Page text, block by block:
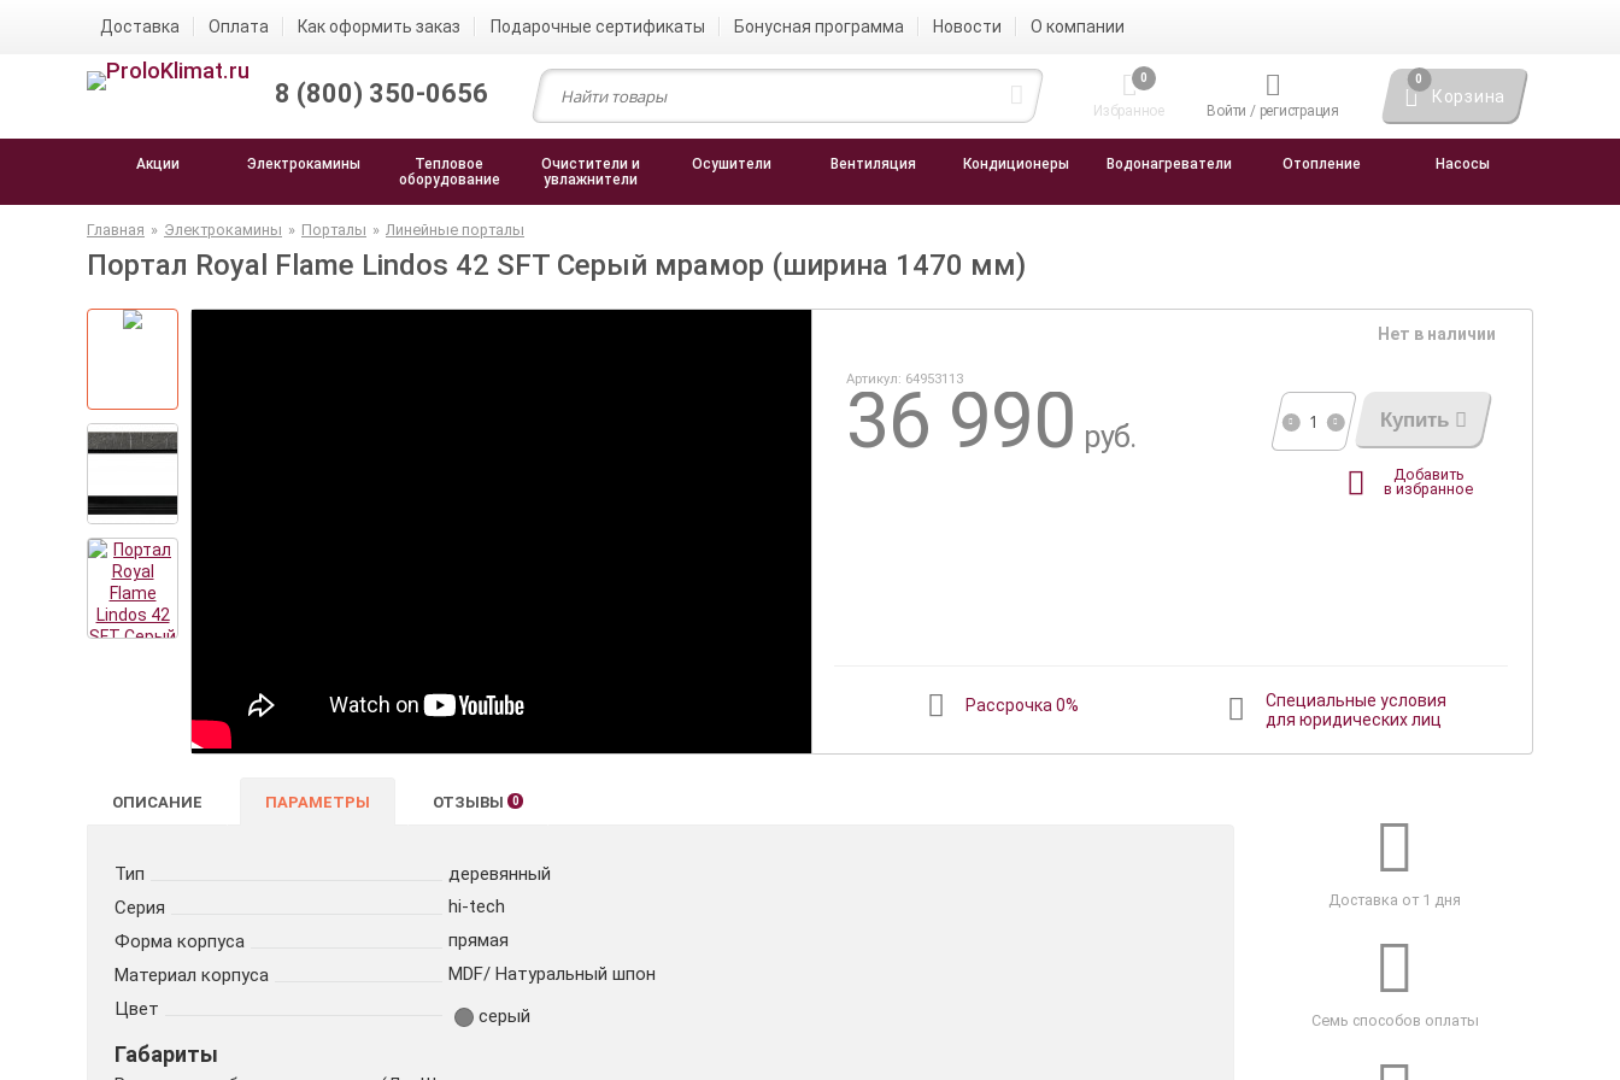
Доставка Оплата Как оформить заказ Подарочные сертификаты Бонусная программа Новости О компании
8 (800) 350-0656
0
Избранное Войти / регистрация
0
Корзина
Акции Электрокамины
Тепловое
оборудование
Очистители и
увлажнители
Осушители Вентиляция Кондиционеры Водонагреватели Отопление Насосы
Главная » Электрокамины » Порталы » Линейные порталы
Портал Royal Flame Lindos 42 SFT Серый мрамор (ширина 1470 мм)
Нет в наличии
Артикул: 64953113
36 990руб. Купить
Добавить
в избранное
Рассрочка 0%
Специальные условия
для юридических лиц
Доставка от 1 дня
Семь способов оплаты
ОПИСАНИЕ ПАРАМЕТРЫ ОТЗЫВЫ 0
Тип
деревянный
Серия
hi-tech
Форма корпуса
прямая
Материал корпуса
MDF/ Натуральный шпон
Цвет
серый
Габариты